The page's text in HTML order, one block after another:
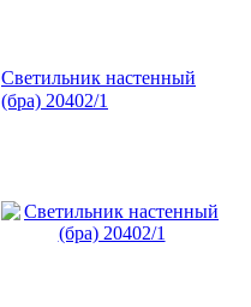
Светильник настенный
(бра) 20402/1